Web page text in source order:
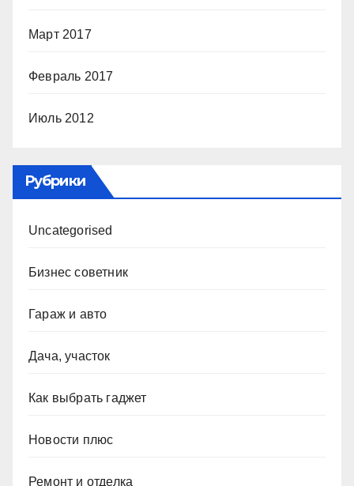
Март 2017
Февраль 2017
Июль 2012
Рубрики
Uncategorised
Бизнес советник
Гараж и авто
Дача, участок
Как выбрать гаджет
Новости плюс
Ремонт и отделка